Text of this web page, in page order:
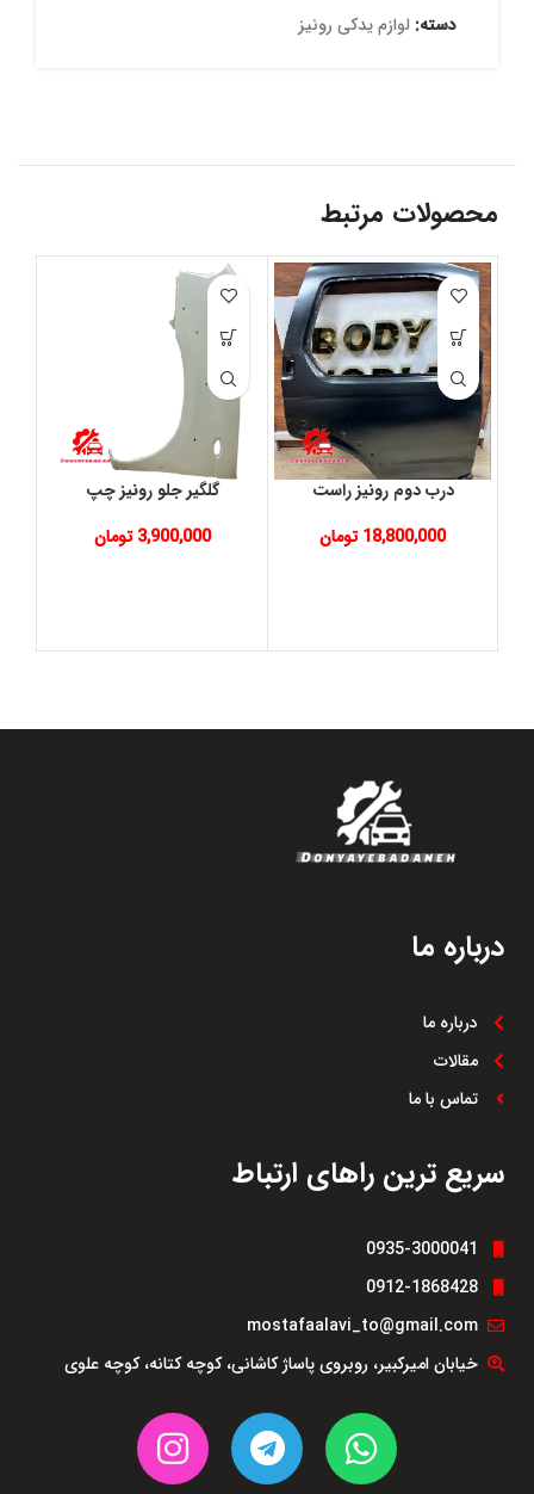
دسته: لوازم یدکی رونیز
محصولات مرتبط
درب دوم رونیز راست
18,800,000 تومان
گلگیر جلو رونیز چپ
3,900,000 تومان
درباره ما
درباره ما
مقالات
تماس با ما
سریع ترین راهای ارتباط
0935-3000041
0912-1868428
mostafaalavi_to@gmail.com
خیابان امیرکبیر، روبروی پاساژ کاشانی، کوچه کتانه، کوچه علوی